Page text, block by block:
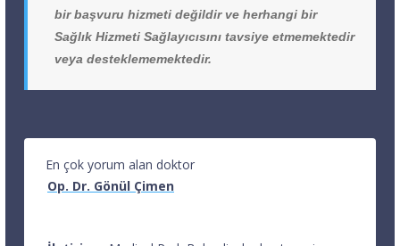
bir başvuru hizmeti değildir ve herhangi bir
Sağlık Hizmeti Sağlayıcısını tavsiye etmemektedir
veya desteklememektedir.
En çok yorum alan doktor
Op. Dr. Gönül Çimen